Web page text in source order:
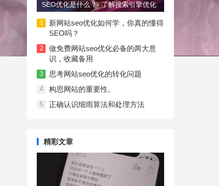
SEO优化是什么？- 了解搜索引擎优化
1
新网站seo优化如何学，你真的懂得
SEO吗？
2
做免费网站seo优化必备的两大意
识，收藏备用
3 思考网站seo优化的转化问题
4 构思网站的重要性。
5 正确认识细雨算法和处理方法
精彩文章